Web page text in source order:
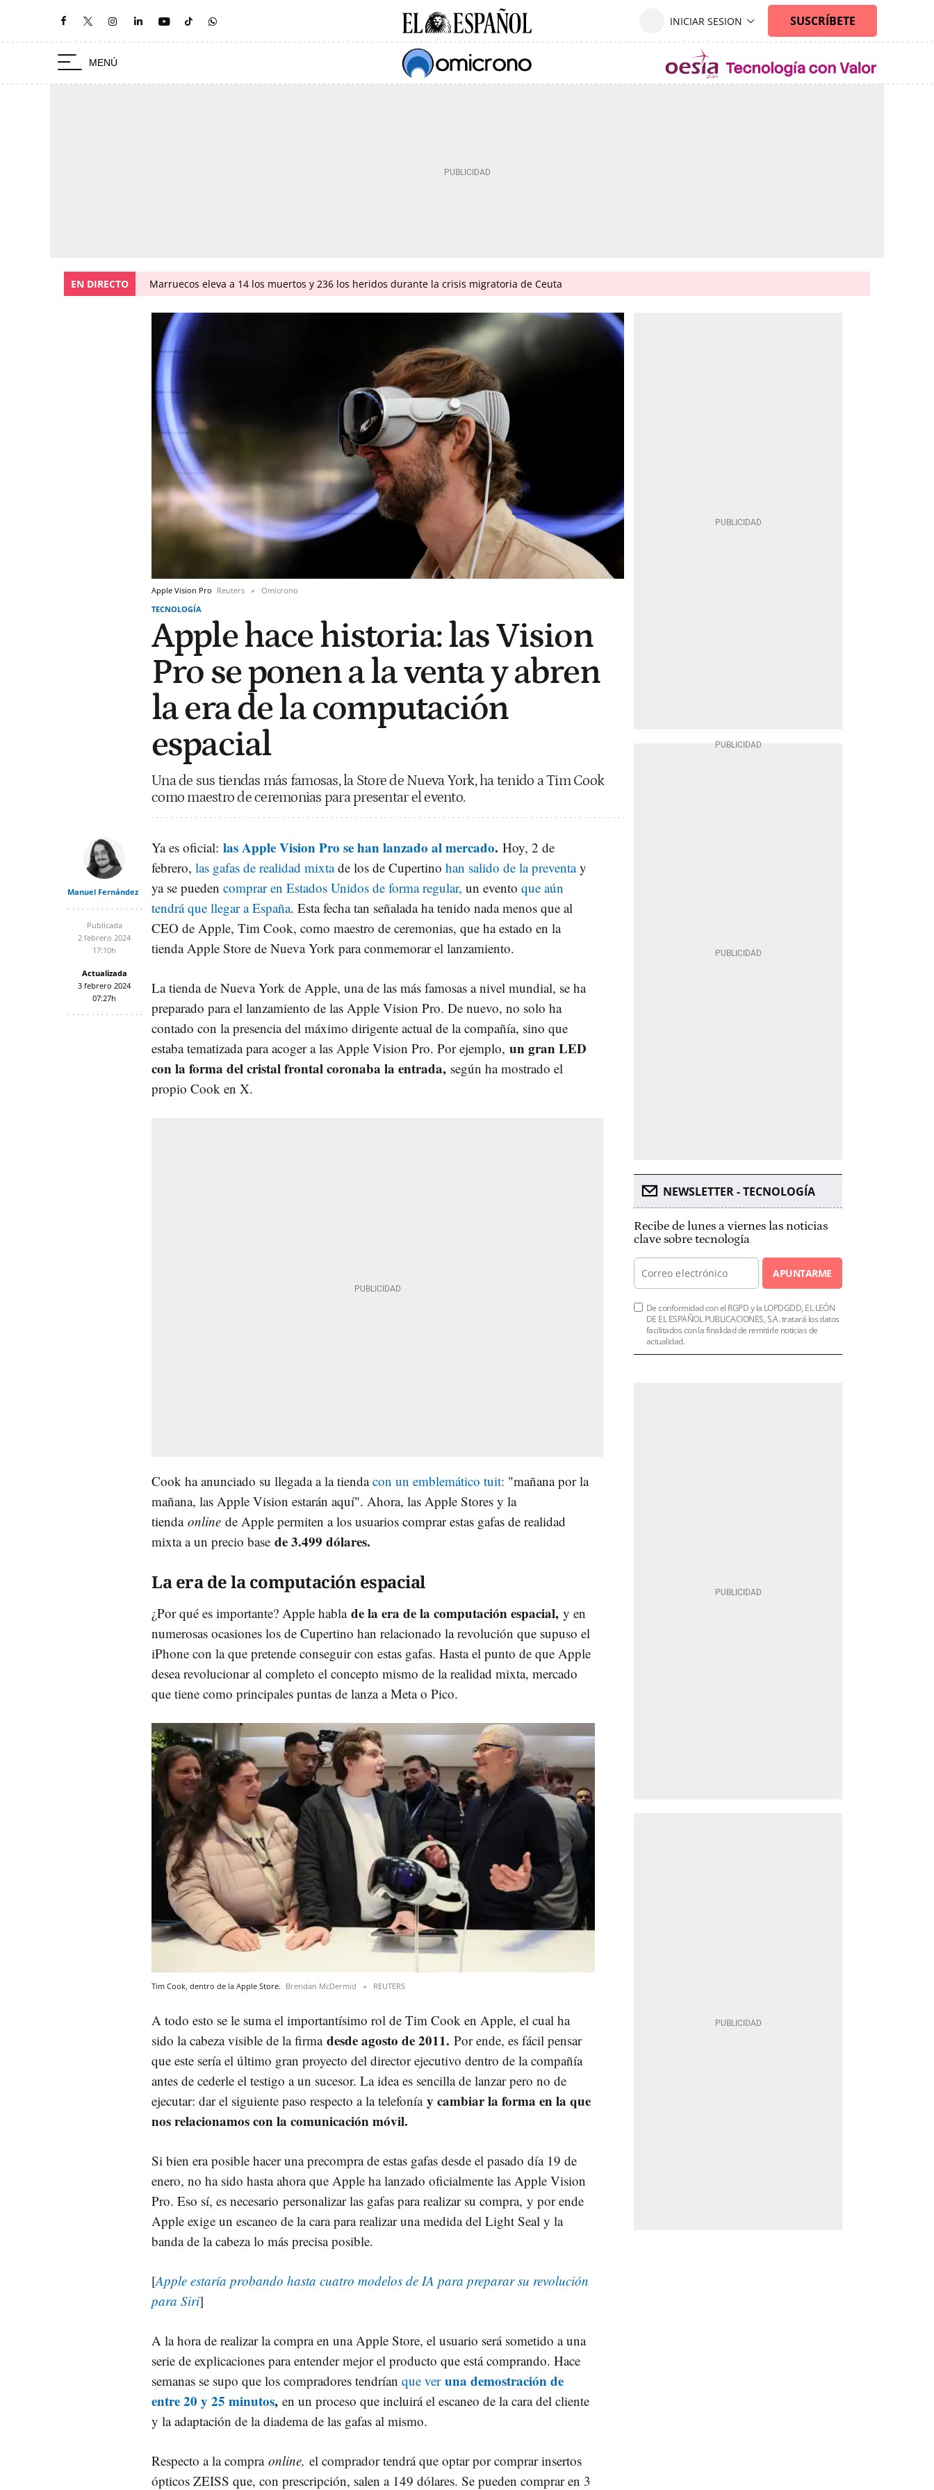
EN DIRECTO Marruecos eleva a 14 los muertos y 236 los heridos durante la crisis migratoria de Ceuta
Apple Vision Pro Reuters
Omicrono
TECNOLOGÍA
Apple hace historia: las Vision
Pro se ponen a la venta y abren
la era de la computación
espacial
Una de sus tiendas más famosas, la Store de Nueva York, ha tenido a Tim Cook
como maestro de ceremonias para presentar el evento.
Manuel Fernández
Publicada
2 febrero 2024
17:10h
Actualizada
3 febrero 2024
07:27h
Ya es oficial: las Apple Vision Pro se han lanzado al mercado. Hoy, 2 de
febrero, las gafas de realidad mixtade los de Cupertino han salido de la preventay
ya se pueden comprar en Estados Unidos de forma regular, un evento que aún
tendrá que llegar a España. Esta fecha tan señalada ha tenido nada menos que al
CEO de Apple, Tim Cook, como maestro de ceremonias, que ha estado en la
tienda Apple Store de Nueva York para conmemorar el lanzamiento.
La tienda de Nueva York de Apple, una de las más famosas a nivel mundial, se ha
preparado para el lanzamiento de las Apple Vision Pro. De nuevo, no solo ha
contado con la presencia del máximo dirigente actual de la compañía, sino que
estaba tematizada para acoger a las Apple Vision Pro. Por ejemplo, un gran LED
con la forma del cristal frontal coronaba la entrada, según ha mostrado el
propio Cook en X.
Cook ha anunciado su llegada a la tiendacon un emblemático tuit: "mañana por la
mañana, las Apple Vision estarán aquí". Ahora, las Apple Stores y la
tienda online de Apple permiten a los usuarios comprar estas gafas de realidad
mixta a un precio base de 3.499 dólares.
La era de la computación espacial
¿Por qué es importante? Apple habla de la era de la computación espacial, y en
numerosas ocasiones los de Cupertino han relacionado la revolución que supuso el
iPhone con la que pretende conseguir con estas gafas. Hasta el punto de que Apple
desea revolucionar al completo el concepto mismo de la realidad mixta, mercado
que tiene como principales puntas de lanza a Meta o Pico.
Tim Cook, dentro de la Apple Store. Brendan McDermid REUTERS
A todo esto se le suma el importantísimo rol de Tim Cook en Apple, el cual ha
sido la cabeza visible de la firma desde agosto de 2011. Por ende, es fácil pensar
que este sería el último gran proyecto del director ejecutivo dentro de la compañía
antes de cederle el testigo a un sucesor. La idea es sencilla de lanzar pero no de
ejecutar: dar el siguiente paso respecto a la telefonía y cambiar la forma en la que
nos relacionamos con la comunicación móvil.
Si bien era posible hacer una precompra de estas gafas desde el pasado día 19 de
enero, no ha sido hasta ahora que Apple ha lanzado oficialmente las Apple Vision
Pro. Eso sí, es necesario personalizar las gafas para realizar su compra, y por ende
Apple exige un escaneo de la cara para realizar una medida del Light Seal y la
banda de la cabeza lo más precisa posible.
[Apple estaría probando hasta cuatro modelos de IA para preparar su revolución
para Siri]
A la hora de realizar la compra en una Apple Store, el usuario será sometido a una
serie de explicaciones para entender mejor el producto que está comprando. Hace
semanas se supo que los compradores tendrían que ver una demostración de
entre 20 y 25 minutos, en un proceso que incluirá el escaneo de la cara del cliente
y la adaptación de la diadema de las gafas al mismo.
Respecto a la compra online, el comprador tendrá que optar por comprar insertos
ópticos ZEISS que, con prescripción, salen a 149 dólares. Se pueden comprar en 3
NEWSLETTER - TECNOLOGÍA
Recibe de lunes a viernes las noticias
clave sobre tecnología
APUNTARME
De conformidad con el RGPD y la LOPDGDD, EL LEÓN
DE EL ESPAÑOL PUBLICACIONES, S.A. tratará los datos
facilitados con la finalidad de remitirle noticias de
actualidad.